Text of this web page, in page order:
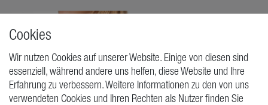
Cookies
Wir nutzen Cookies auf unserer Website. Einige von diesen sind
essenziell, während andere uns helfen, diese Website und Ihre
Erfahrung zu verbessern. Weitere Informationen zu den von uns
verwendeten Cookies und Ihren Rechten als Nutzer finden Sie